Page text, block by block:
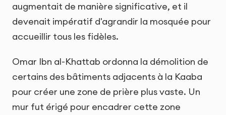
augmentait de manière significative, et il
devenait impératif d'agrandir la mosquée pour
accueillir tous les fidèles.
Omar Ibn al-Khattab ordonna la démolition de
certains des bâtiments adjacents à la Kaaba
pour créer une zone de prière plus vaste. Un
mur fut érigé pour encadrer cette zone